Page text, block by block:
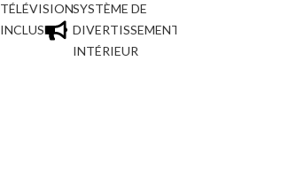
TÉLÉVISION
INCLUSE
SYSTÈME DE
DIVERTISSEMENT
INTÉRIEUR